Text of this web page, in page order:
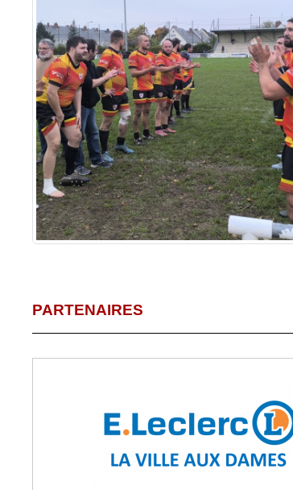
PARTENAIRES